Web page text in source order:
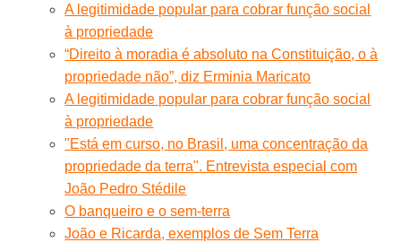
A legitimidade popular para cobrar função social
à propriedade
“Direito à moradia é absoluto na Constituição, o à
propriedade não”, diz Erminia Maricato
A legitimidade popular para cobrar função social
à propriedade
"Está em curso, no Brasil, uma concentração da
propriedade da terra". Entrevista especial com
João Pedro Stédile
O banqueiro e o sem-terra
João e Ricarda, exemplos de Sem Terra